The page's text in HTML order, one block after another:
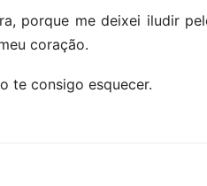
porque me deixei iludir
coração.
te consigo esquecer.